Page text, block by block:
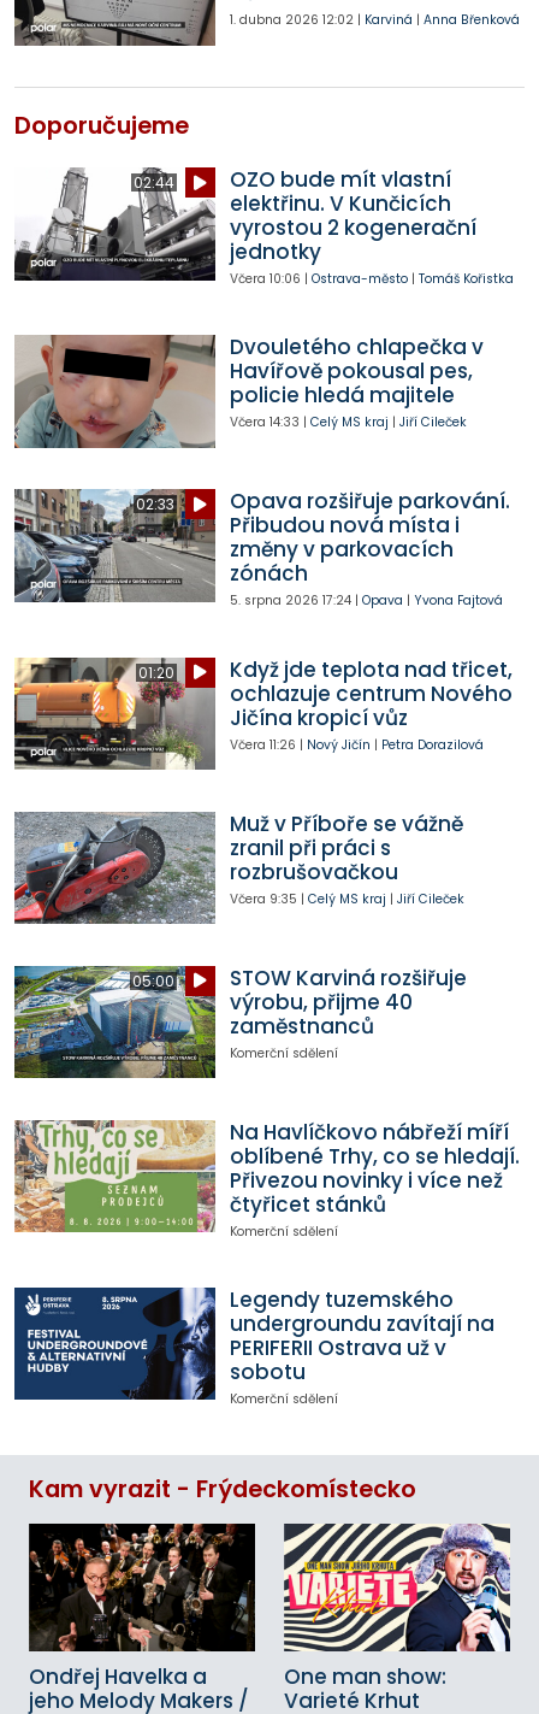
1. dubna 2026 12:02| Karviná | Anna Břenková
Doporučujeme
02:44
OZO bude mít vlastní
elektřinu. V Kunčicích
vyrostou 2 kogenerační
jednotky
Včera 10:06 | Ostrava-město| Tomáš Kořistka
Dvouletého chlapečka v
Havířově pokousal pes,
policie hledá majitele
Včera 14:33 | Celý MS kraj | Jiří Cileček
02:33
Opava rozšiřuje parkování.
Přibudou nová místa i
změny v parkovacích
zónách
5. srpna 2026 17:24| Opava | Yvona Fajtová
01:20
Když jde teplota nad třicet,
ochlazuje centrum Nového
Jičína kropicí vůz
Včera 11:26 | Nový Jičín | Petra Dorazilová
Muž v Příboře se vážně
zranil při práci s
rozbrušovačkou
Včera 9:35 | Celý MS kraj | Jiří Cileček
05:00
STOW Karviná rozšiřuje
výrobu, přijme 40
zaměstnanců
Komerční sdělení
Na Havlíčkovo nábřeží míří
oblíbené Trhy, co se hledají.
Přivezou novinky i více než
čtyřicet stánků
Komerční sdělení
Legendy tuzemského
undergroundu zavítají na
PERIFERII Ostrava už v
sobotu
Komerční sdělení
Kam vyrazit - Frýdeckomístecko
Ondřej Havelka a
jeho Melody Makers /
One man show:
Varieté Krhut